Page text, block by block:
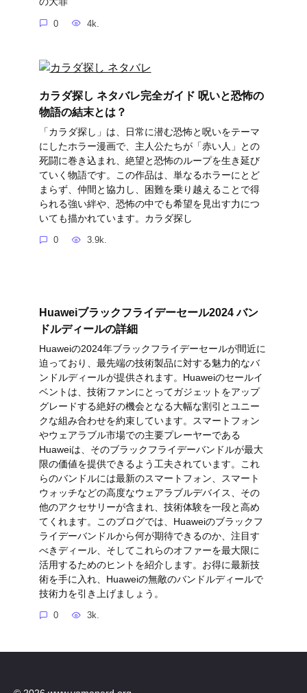
0 4k.
カラダ探し ネタバレ完全ガイド 呪いと恐怖の
物語の結末とは？
「カラダ探し」は、日常に潜む恐怖と呪いをテーマ
にしたホラー漫画で、主人公たちが「赤い人」との
死闘に巻き込まれ、絶望と恐怖のループを生き延び
ていく物語です。この作品は、単なるホラーにとど
まらず、仲間と協力し、困難を乗り越えることで得
られる強い絆や、恐怖の中でも希望を見出す力につ
いても描かれています。カラダ探し
0 3.9k.
Huaweiブラックフライデーセール2024 バン
ドルディールの詳細
Huaweiの2024年ブラックフライデーセールが間近に
迫っており、最先端の技術製品に対する魅力的なバ
ンドルディールが提供されます。Huaweiのセールイ
ベントは、技術ファンにとってガジェットをアップ
グレードする絶好の機会となる大幅な割引とユニー
クな組み合わせを約束しています。スマートフォン
やウェアラブル市場での主要プレーヤーである
Huaweiは、そのブラックフライデーバンドルが最大
限の価値を提供できるよう工夫されています。これ
らのバンドルには最新のスマートフォン、スマート
ウォッチなどの高度なウェアラブルデバイス、その
他のアクセサリーが含まれ、技術体験を一段と高め
てくれます。このブログでは、Huaweiのブラックフ
ライデーバンドルから何が期待できるのか、注目す
べきディール、そしてこれらのオファーを最大限に
活用するためのヒントを紹介します。お得に最新技
術を手に入れ、Huaweiの無敵のバンドルディールで
技術力を引き上げましょう。
0 3k.